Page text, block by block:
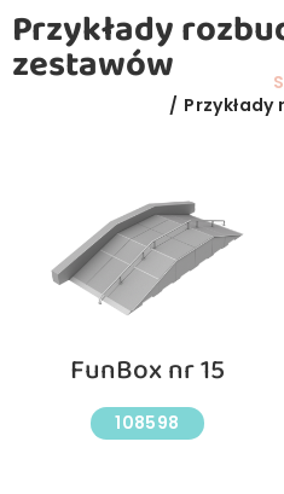
Przykłady
zestawów
Jesteś tutaj:
FunBox nr 15
108598